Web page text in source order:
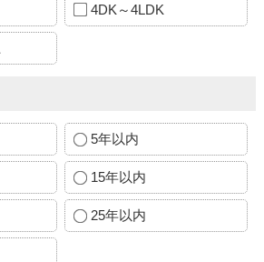
4DK～4LDK
5年以内
15年以内
25年以内